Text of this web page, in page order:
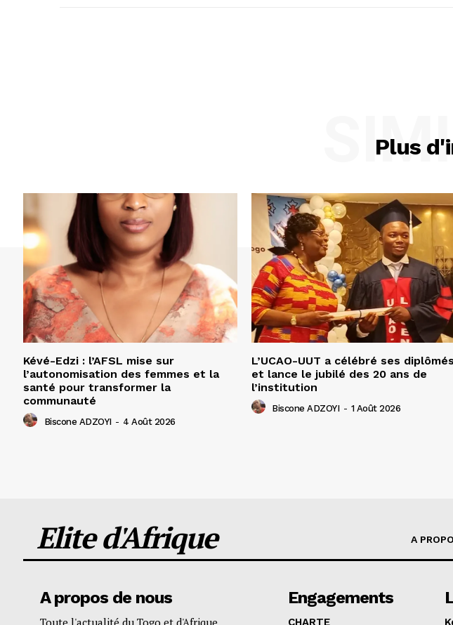
Plus
Kévé-Edzi : l’AFSL mise sur
l’autonomisation des femmes et la
santé pour transformer la
communauté
Biscone ADZOYI - 4 Août 2026
L’UCAO-UUT a célébré ses diplômés
et lance le jubilé des 20 ans de
l’institution
Biscone ADZOYI - 1 Août 2026
Elite d'Afrique A
A propos de nous Engagements
CHARTE